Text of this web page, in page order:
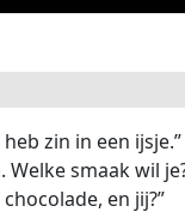
zin in een ijsje.”
Welke smaak wil
en jij?”